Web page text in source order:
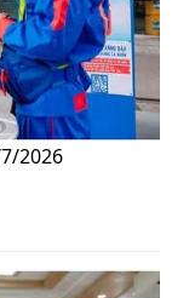
2026